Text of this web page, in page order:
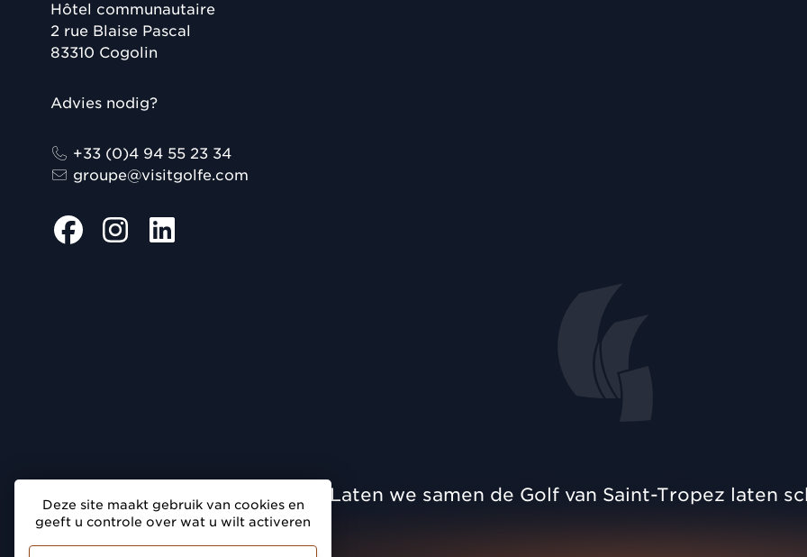
Deze site maakt gebruik van cookies en
geeft u controle over wat u wilt activeren
Hôtel communautaire
2 rue Blaise Pascal
83310 Cogolin
Advies nodig?
+33 (0)4 94 55 23 34
groupe@visitgolfe.com
Laten we samen de Golf van Saint-Tropez laten